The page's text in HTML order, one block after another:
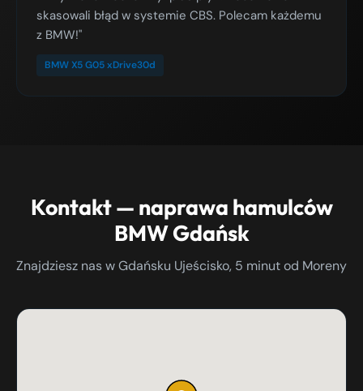
skasowali błąd w systemie CBS. Polecam każdemu
z BMW!"
BMW X5 G05 xDrive30d
Kontakt — naprawa hamulców
BMW Gdańsk
Znajdziesz nas w Gdańsku Ujeścisko, 5 minut od Moreny